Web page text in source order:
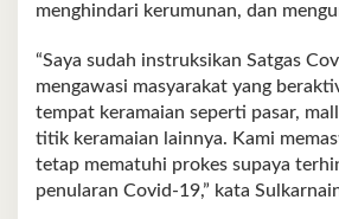
menghindari kerumunan, dan
“Saya sudah instruksikan Satgas
mengawasi masyarakat yang
tempat keramaian seperti pasar,
titik keramaian lainnya. Kami
tetap mematuhi prokes supaya
penularan Covid-19,” kata